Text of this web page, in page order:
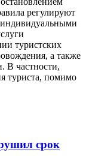
регулируют
туристских
а также
В частности,
туриста, помимо
срок